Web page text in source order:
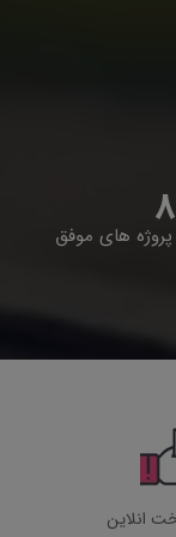
پروژه های موفق
انلاین